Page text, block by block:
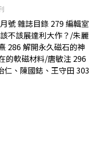
號 雜誌目錄 279 編輯室
不該展達利大作？/朱麗
286 解開永久磁石的神
的軟磁材料/唐敏注 296
、陳國鋕、王守田 303